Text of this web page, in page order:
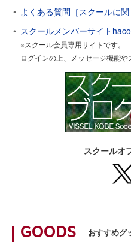
よくある質問［スクールに関
スクールメンバーサイト
※スクール会員専用サイトです。
ログインの上、メッセージ機能や
スクールオ
GOODS おすすめグ